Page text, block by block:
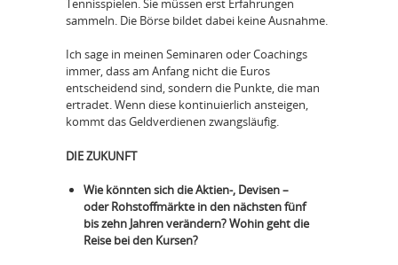
Tennisspielen. Sie müssen erst Erfahrungen
sammeln. Die Börse bildet dabei keine Ausnahme.
Ich sage in meinen Seminaren oder Coachings
immer, dass am Anfang nicht die Euros
entscheidend sind, sondern die Punkte, die man
ertradet. Wenn diese kontinuierlich ansteigen,
kommt das Geldverdienen zwangsläufig.
DIE ZUKUNFT
Wie könnten sich die Aktien-, Devisen –
oder Rohstoffmärkte in den nächsten fünf
bis zehn Jahren verändern? Wohin geht die
Reise bei den Kursen?